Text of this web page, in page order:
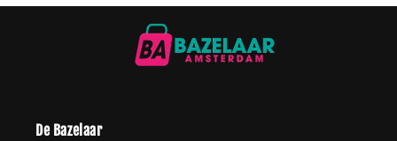
De Bazelaar